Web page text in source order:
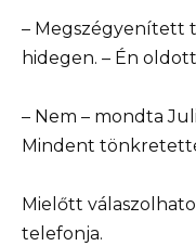
– Megszégyenített
hidegen. – Én
– Nem – mondta
Mindent
Mielőtt
telefonja.